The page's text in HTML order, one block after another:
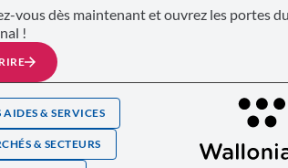
vous dès maintenant et ouvrez les portes
!
AIDES & SERVICES
& SECTEURS